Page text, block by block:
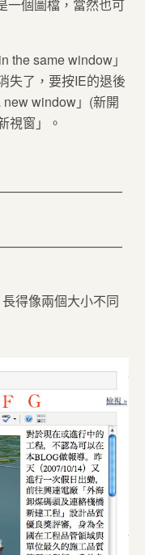
一個圖檔，當然也可
the same window」
失了，要按IE的退後
window」(新開
視窗」。
長得像兩個大小不同